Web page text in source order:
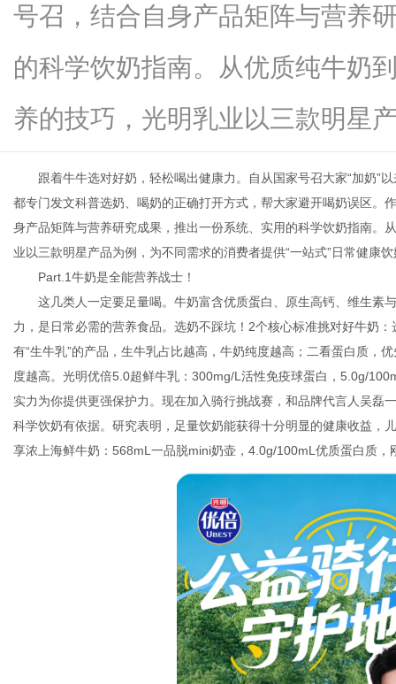
号召，结合自身产品矩阵与营养
的科学饮奶指南。从优质纯牛奶
养的技巧，光明乳业以三款明星
跟着牛牛选对好奶，轻松喝出健康力。自从国家号召大家“加奶”
都专门发文科普选奶、喝奶的正确打开方式，帮大家避开喝奶误区。
身产品矩阵与营养研究成果，推出一份系统、实用的科学饮奶指南。
业以三款明星产品为例，为不同需求的消费者提供“一站式”日常健康
Part.1牛奶是全能营养战士！
这几类人一定要足量喝。牛奶富含优质蛋白、原生高钙、维生素
力，是日常必需的营养食品。选奶不踩坑！2个核心标准挑对好牛奶
有“生牛乳”的产品，生牛乳占比越高，牛奶纯度越高；二看蛋白质，
度越高。光明优倍5.0超鲜牛乳：300mg/L活性免疫球蛋白，5.0g/
实力为你提供更强保护力。现在加入骑行挑战赛，和品牌代言人吴磊
科学饮奶有依据。研究表明，足量饮奶能获得十分明显的健康收益，
享浓上海鲜牛奶：568mL一品脱mini奶壶，4.0g/100mL优质蛋白质，